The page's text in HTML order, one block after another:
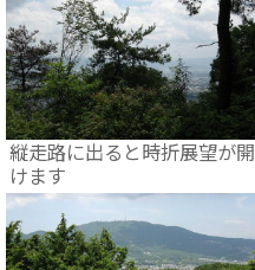
縦走路に出ると時折展望が開
けます